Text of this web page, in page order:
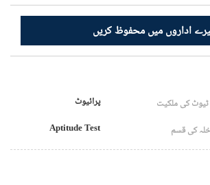
اداروں میں محفوظ کریں
کی ملکیت
پرائیوٹ
کی قسم
Aptitude Test